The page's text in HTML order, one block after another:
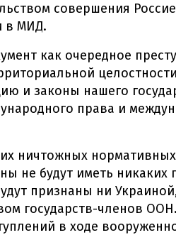
совершения
в МИД.
как очередное
и законы нашего
права и
ничтожных
не будут иметь никаких
признаны ни
государств-членов
в ходе